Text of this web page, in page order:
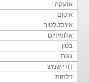
אזעקה
איטום
אינסטלטור
אלומיניום
בטון
גגות
דודי שמש
דלתות